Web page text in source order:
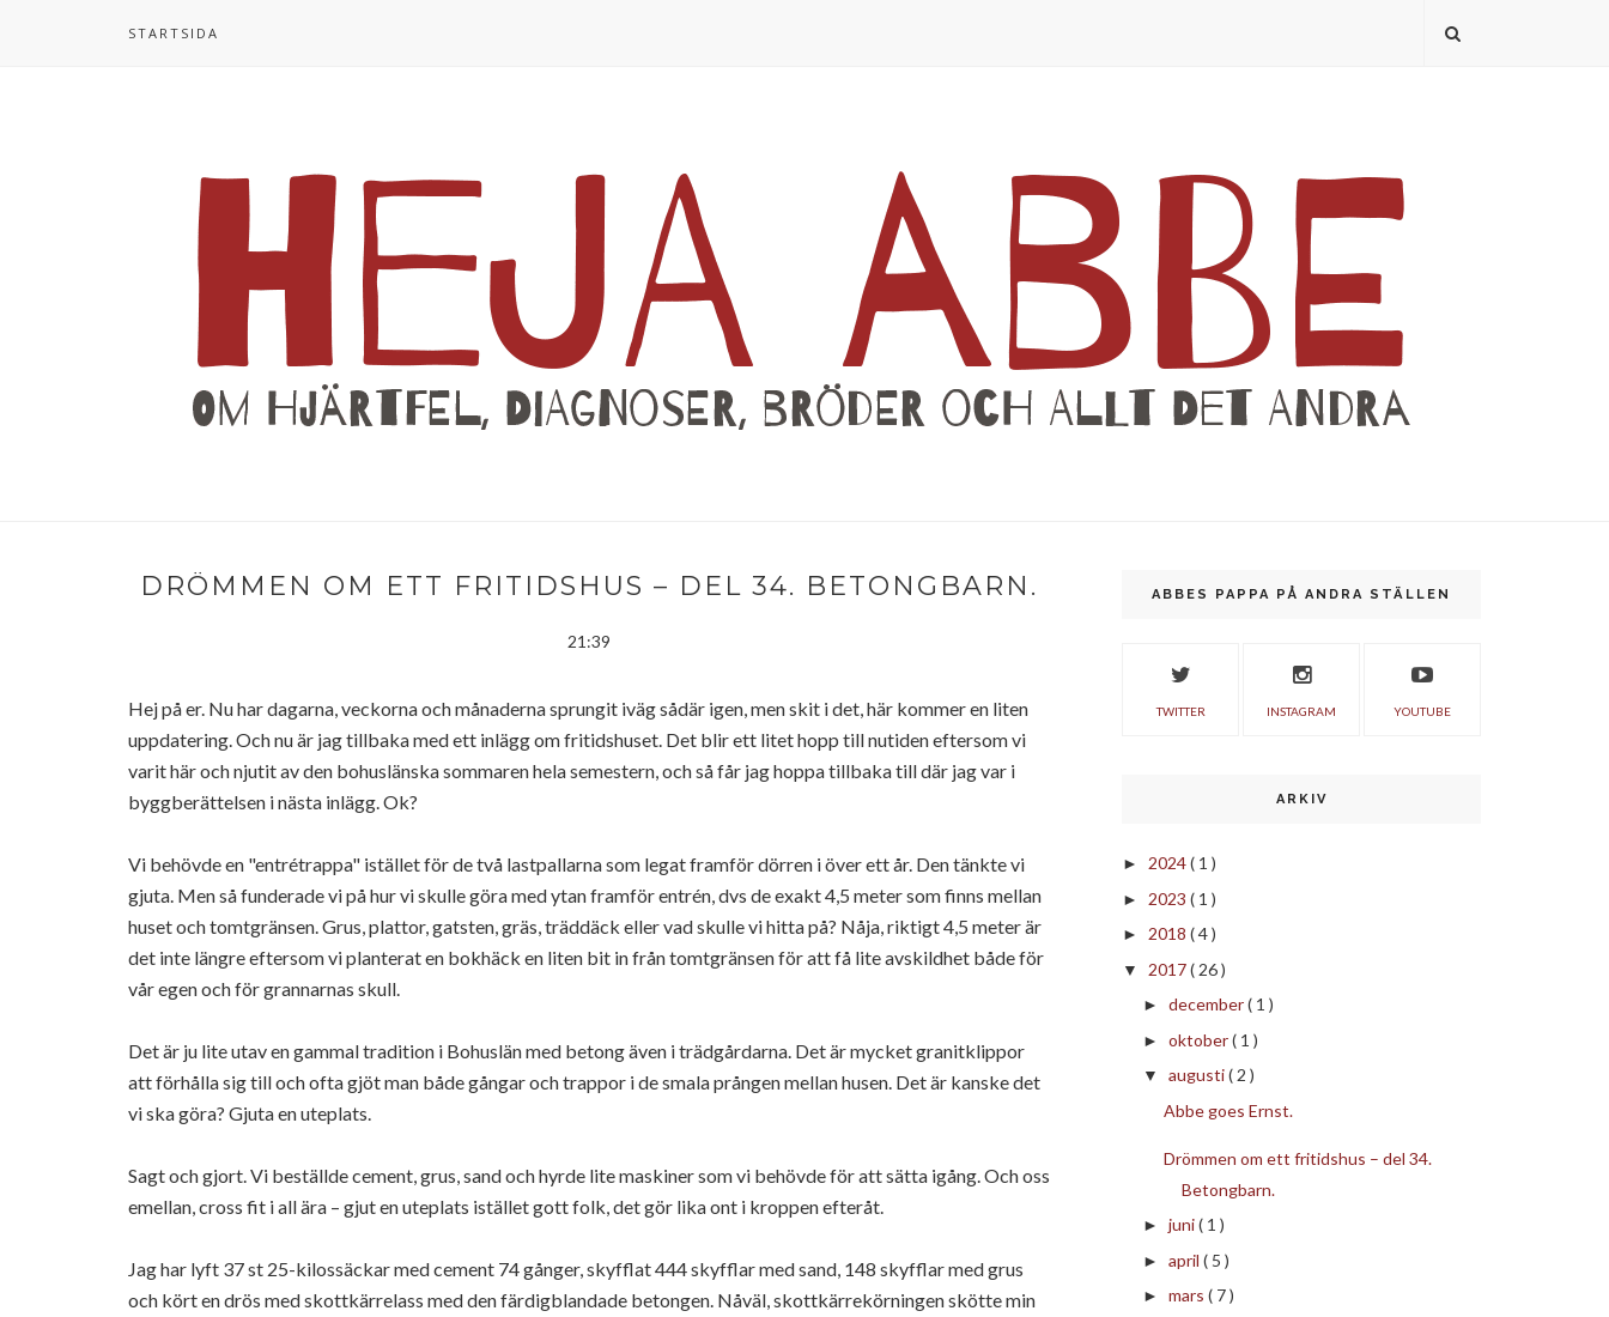
STARTSIDA
DRÖMMEN OM ETT FRITIDSHUS – DEL 34. BETONGBARN.
21:39
Hej på er. Nu har dagarna, veckorna och månaderna sprungit iväg sådär igen, men skit i det, här kommer en liten
uppdatering. Och nu är jag tillbaka med ett inlägg om fritidshuset. Det blir ett litet hopp till nutiden eftersom vi
varit här och njutit av den bohuslänska sommaren hela semestern, och så får jag hoppa tillbaka till där jag var i
byggberättelsen i nästa inlägg. Ok?
Vi behövde en "entrétrappa" istället för de två lastpallarna som legat framför dörren i över ett år. Den tänkte vi
gjuta. Men så funderade vi på hur vi skulle göra med ytan framför entrén, dvs de exakt 4,5 meter som finns mellan
huset och tomtgränsen. Grus, plattor, gatsten, gräs, träddäck eller vad skulle vi hitta på? Nåja, riktigt 4,5 meter är
det inte längre eftersom vi planterat en bokhäck en liten bit in från tomtgränsen för att få lite avskildhet både för
vår egen och för grannarnas skull.
Det är ju lite utav en gammal tradition i Bohuslän med betong även i trädgårdarna. Det är mycket granitklippor
att förhålla sig till och ofta gjöt man både gångar och trappor i de smala prången mellan husen. Det är kanske det
vi ska göra? Gjuta en uteplats.
Sagt och gjort. Vi beställde cement, grus, sand och hyrde lite maskiner som vi behövde för att sätta igång. Och oss
emellan, cross fit i all ära – gjut en uteplats istället gott folk, det gör lika ont i kroppen efteråt.
Jag har lyft 37 st 25-kilossäckar med cement 74 gånger, skyfflat 444 skyfflar med sand, 148 skyfflar med grus
och kört en drös med skottkärrelass med den färdigblandade betongen. Nåväl, skottkärrekörningen skötte min
ABBES PAPPA PÅ ANDRA STÄLLEN
TWITTER INSTAGRAM YOUTUBE
ARKIV
► 2024( 1 )
► 2023 ( 1 )
► 2018 ( 4 )
▼ 2017( 26 )
► december( 1 )
► oktober( 1 )
▼ augusti( 2 )
Abbe goes Ernst.
Drömmen om ett fritidshus – del 34.
Betongbarn.
► juni( 1 )
► april ( 5 )
► mars ( 7 )